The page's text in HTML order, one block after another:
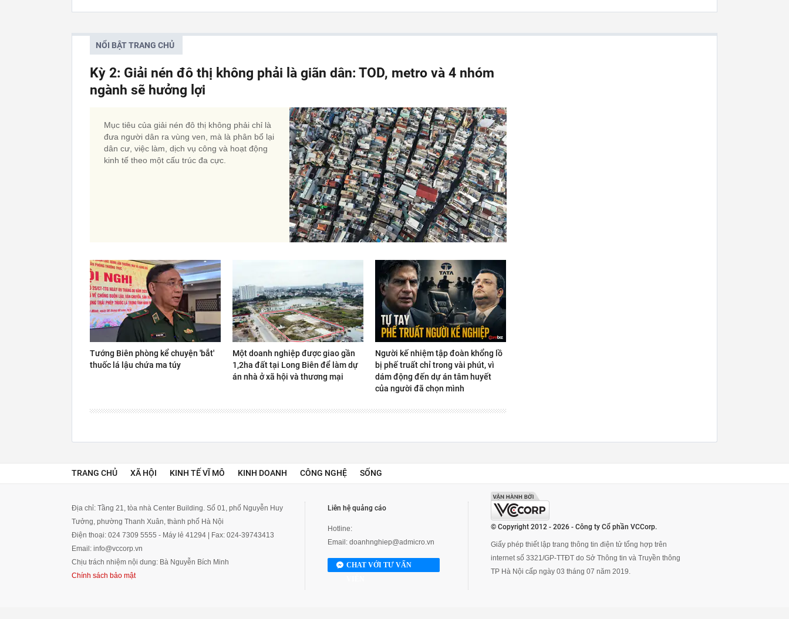
NỔI BẬT TRANG CHỦ
Kỳ 2: Giải nén đô thị không phải là giãn dân: TOD, metro và 4 nhóm
ngành sẽ hưởng lợi
Mục tiêu của giải nén đô thị không phải chỉ là
đưa người dân ra vùng ven, mà là phân bổ lại
dân cư, việc làm, dịch vụ công và hoạt động
kinh tế theo một cấu trúc đa cực.
Tướng Biên phòng kể chuyện 'bắt'
thuốc lá lậu chứa ma túy
Một doanh nghiệp được giao gần
1,2ha đất tại Long Biên để làm dự
án nhà ở xã hội và thương mại
Người kế nhiệm tập đoàn khổng lồ
bị phế truất chỉ trong vài phút, vì
dám động đến dự án tâm huyết
của người đã chọn mình
TRANG CHỦ XÃ HỘI KINH TẾ VĨ MÔ KINH DOANH CÔNG NGHỆ SỐNG
Địa chỉ: Tầng 21, tòa nhà Center Building. Số 01, phố Nguyễn Huy
Tưởng, phường Thanh Xuân, thành phố Hà Nội
Điện thoại: 024 7309 5555 - Máy lẻ 41294 | Fax: 024-39743413
Email: info@vccorp.vn
Chịu trách nhiệm nội dung: Bà Nguyễn Bích Minh
Chính sách bảo mật
Liên hệ quảng cáo
Hotline:
Email: doanhnghiep@admicro.vn
CHAT VỚI TƯ VẤN
© Copyright 2012 - 2026 - Công ty Cổ phần VCCorp.
Giấy phép thiết lập trang thông tin điện tử tổng hợp trên
internet số 3321/GP-TTĐT do Sở Thông tin và Truyền thông
TP Hà Nội cấp ngày 03 tháng 07 năm 2019.